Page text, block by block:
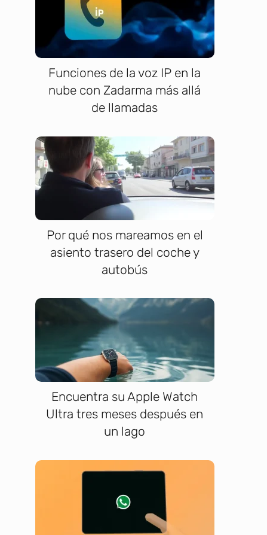
Funciones de la voz IP en la
nube con Zadarma más allá
de llamadas
Por qué nos mareamos en el
asiento trasero del coche y
autobús
Encuentra su Apple Watch
Ultra tres meses después en
un lago